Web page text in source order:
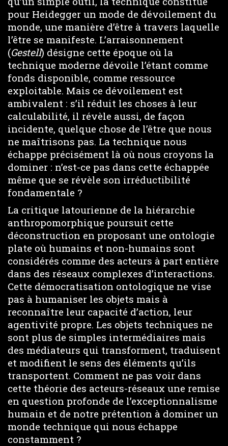
pour Heidegger un mode de dévoilement du
monde, une manière d’être à travers laquelle
l’être se manifeste. L’arraisonnement
(Gestell) désigne cette époque où la
technique moderne dévoile l’étant comme
fonds disponible, comme ressource
exploitable. Mais ce dévoilement est
ambivalent : s’il réduit les choses à leur
calculabilité, il révèle aussi, de façon
incidente, quelque chose de l’être que nous
ne maîtrisons pas. La technique nous
échappe précisément là où nous croyons la
dominer : n’est-ce pas dans cette échappée
même que se révèle son irréductibilité
fondamentale ?
La critique latourienne de la hiérarchie
anthropomorphique poursuit cette
déconstruction en proposant une ontologie
plate où humains et non-humains sont
considérés comme des acteurs à part entière
dans des réseaux complexes d’interactions.
Cette démocratisation ontologique ne vise
pas à humaniser les objets mais à
reconnaître leur capacité d’action, leur
agentivité propre. Les objets techniques ne
sont plus de simples intermédiaires mais
des médiateurs qui transforment, traduisent
et modifient le sens des éléments qu’ils
transportent. Comment ne pas voir dans
cette théorie des acteurs-réseaux une remise
en question profonde de l’exceptionnalisme
humain et de notre prétention à dominer un
monde technique qui nous échappe
constamment ?